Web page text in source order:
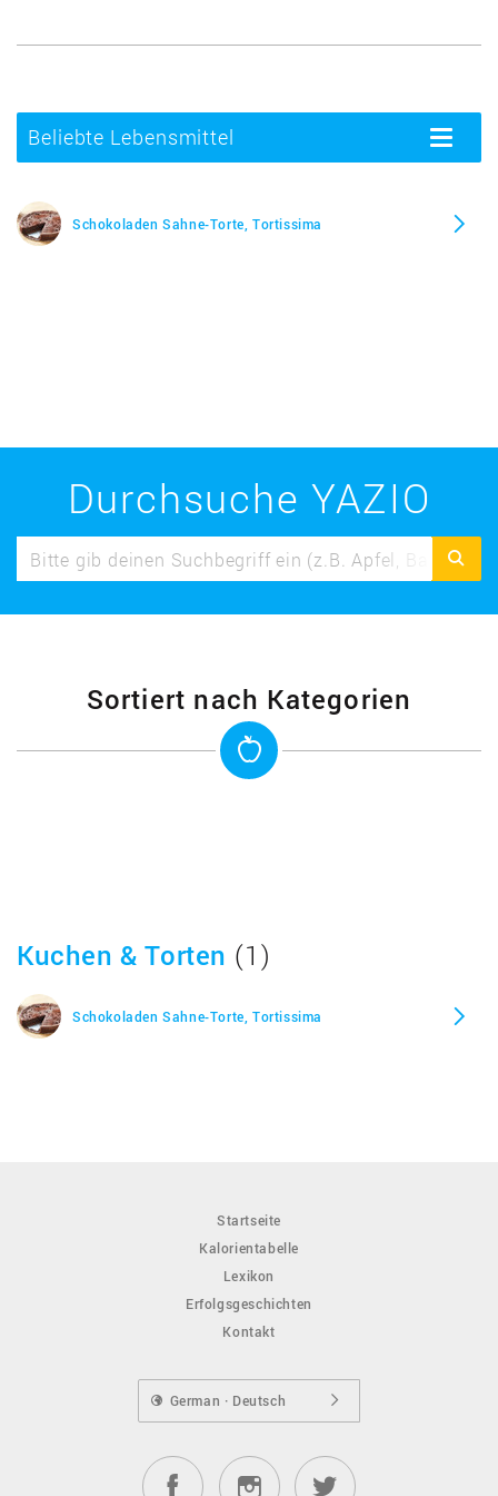
Beliebte Lebensmittel
Toggle
Schokoladen Sahne-Torte, Tortissima
Durchsuche YAZIO
Sortiert nach Kategorien
Kuchen & Torten (1)
Schokoladen Sahne-Torte, Tortissima
Startseite
Kalorientabelle
Lexikon
Erfolgsgeschichten
Kontakt
German · Deutsch